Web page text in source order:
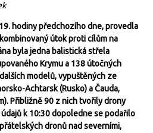
hodiny předchozího dne, provedla
útok proti cílům na
byla jedna balistická střela
Krymu a 138 útočných
modelů, vypuštěných ze
Achtarsk (Rusko) a Čauda,
Přibližně 90 z nich tvořily drony
k 10:30 dopoledne se podařilo
dronů nad severními,